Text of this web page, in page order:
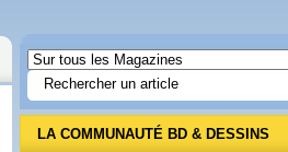
LA COMMUNAUTÉ BD & DESSINS